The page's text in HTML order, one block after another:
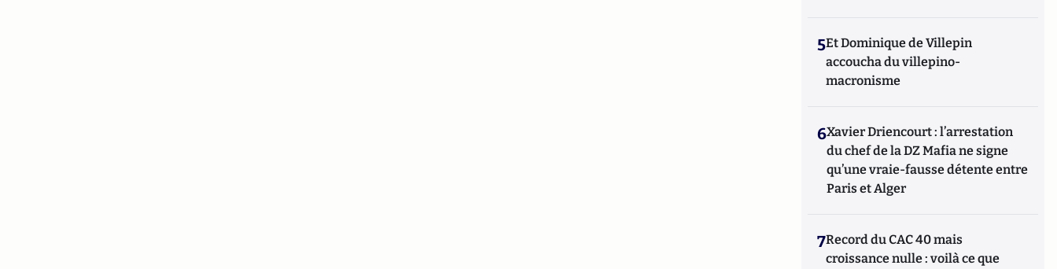
5Et Dominique de Villepin
accoucha du villepino-
macronisme
6Xavier Driencourt : l’arrestation
du chef de la DZ Mafia ne signe
qu’une vraie-fausse détente entre
Paris et Alger
7Record du CAC 40 mais
croissance nulle : voilà ce que